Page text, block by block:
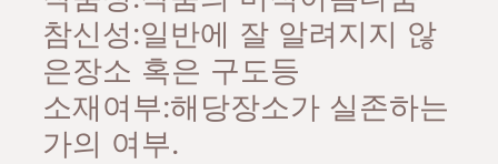
참신성:일반에 잘 알려지지 않
은장소 혹은 구도등
소재여부:해당장소가 실존하는
가의 여부.